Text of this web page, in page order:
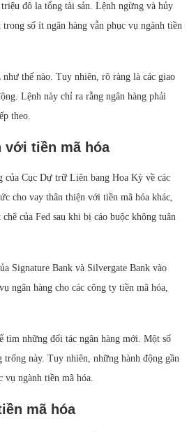
đô la tổng tài sản. Lệnh ngừng và hủy
số ít ngân hàng vẫn phục vụ ngành tiền
thế nào. Tuy nhiên, rõ ràng là các giao
Lệnh này chỉ ra rằng ngân hàng phải
theo.
với tiền mã hóa
của Cục Dự trữ Liên bang Hoa Kỳ về các
cho vay thân thiện với tiền mã hóa khác,
của Fed sau khi bị cáo buộc không tuân
Signature Bank và Silvergate Bank vào
ngân hàng cho các công ty tiền mã hóa,
tìm những đối tác ngân hàng mới. Một số
trống này. Tuy nhiên, những hành động gần
vụ ngành tiền mã hóa.
mã hóa